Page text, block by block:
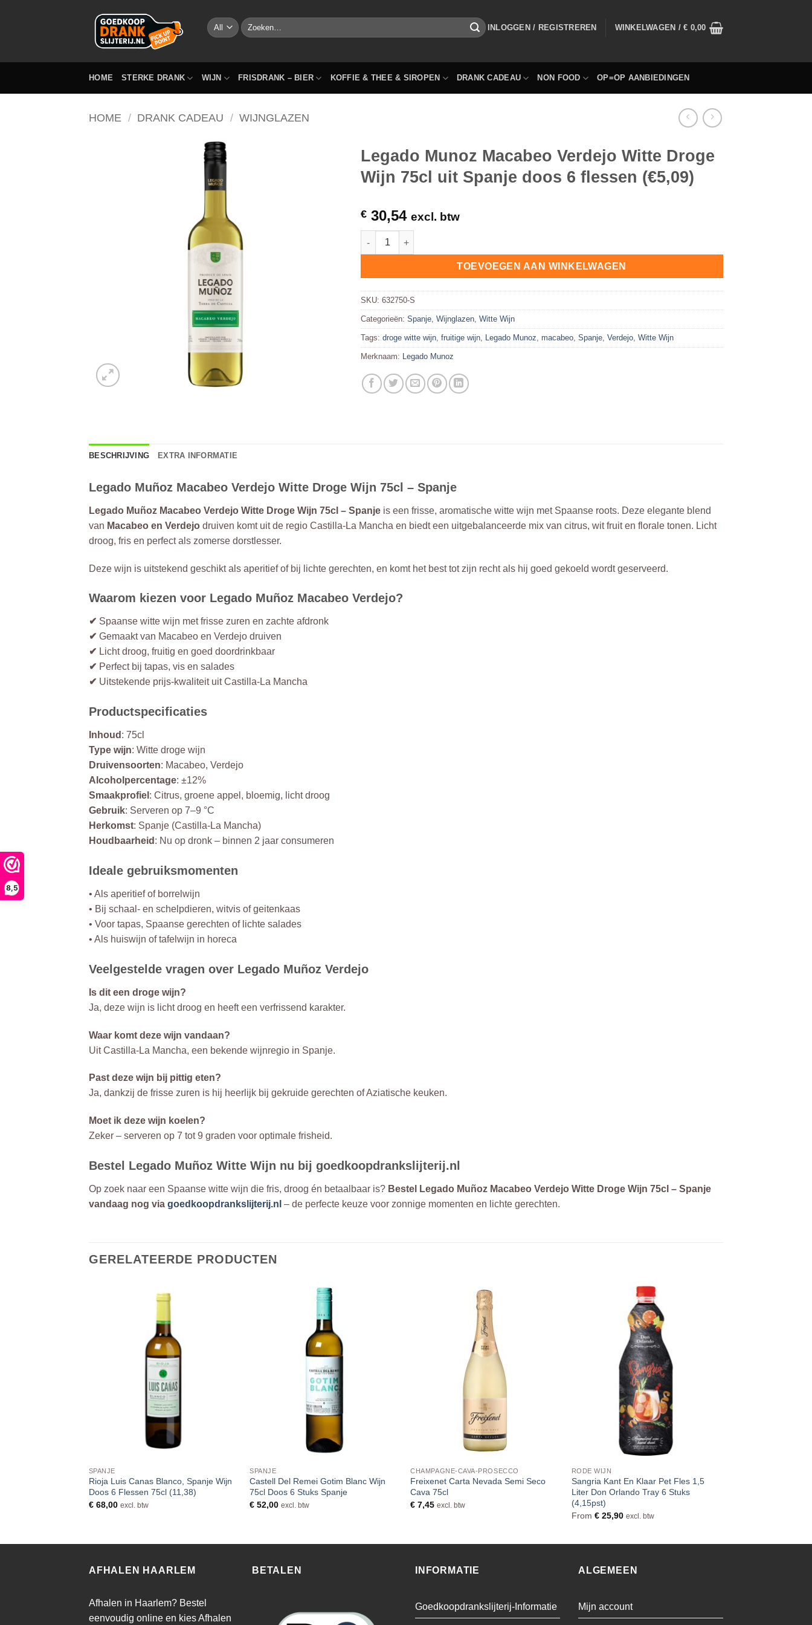
8,5
Zoeken
naar:
INLOGGEN / REGISTREREN WINKELWAGEN /€ 0,00
HOME STERKE DRANK WIJN FRISDRANK – BIER KOFFIE & THEE & SIROPEN DRANK CADEAU NON FOOD OP=OP AANBIEDINGEN
HOME / DRANK CADEAU / WIJNGLAZEN
Legado Munoz Macabeo Verdejo Witte Droge
Wijn 75cl uit Spanje doos 6 flessen (€5,09)
€ 30,54 excl. btw
Legado Munoz Macabeo Verdejo Witte Droge Wijn 75cl uit Spanje doos 6 flessen (€5,09) hoeveelheid
TOEVOEGEN AAN WINKELWAGEN
SKU: 632750-S
Categorieën: Spanje Wijnglazen Witte Wijn
Tags: droge witte wijn fruitige wijn Legado Munoz macabeo Spanje Verdejo Witte Wijn
Merknaam: Legado Munoz
BESCHRIJVING EXTRA INFORMATIE
Legado Muñoz Macabeo Verdejo Witte Droge Wijn 75cl – Spanje
Legado Muñoz Macabeo Verdejo Witte Droge Wijn 75cl – Spanje is een frisse, aromatische witte wijn met Spaanse roots. Deze elegante blend
van Macabeo en Verdejo druiven komt uit de regio Castilla-La Mancha en biedt een uitgebalanceerde mix van citrus, wit fruit en florale tonen. Licht
droog, fris en perfect als zomerse dorstlesser.
Deze wijn is uitstekend geschikt als aperitief of bij lichte gerechten, en komt het best tot zijn recht als hij goed gekoeld wordt geserveerd.
Waarom kiezen voor Legado Muñoz Macabeo Verdejo?
✔ Spaanse witte wijn met frisse zuren en zachte afdronk
✔ Gemaakt van Macabeo en Verdejo druiven
✔ Licht droog, fruitig en goed doordrinkbaar
✔ Perfect bij tapas, vis en salades
✔ Uitstekende prijs-kwaliteit uit Castilla-La Mancha
Productspecificaties
Inhoud : 75cl
Type wijn: Witte droge wijn
Druivensoorten: Macabeo, Verdejo
Alcoholpercentage: ±12%
Smaakprofiel : Citrus, groene appel, bloemig, licht droog
Gebruik: Serveren op 7–9 °C
Herkomst: Spanje (Castilla-La Mancha)
Houdbaarheid : Nu op dronk – binnen 2 jaar consumeren
Ideale gebruiksmomenten
• Als aperitief of borrelwijn
• Bij schaal- en schelpdieren, witvis of geitenkaas
• Voor tapas, Spaanse gerechten of lichte salades
• Als huiswijn of tafelwijn in horeca
Veelgestelde vragen over Legado Muñoz Verdejo
Is dit een droge wijn?
Ja, deze wijn is licht droog en heeft een verfrissend karakter.
Waar komt deze wijn vandaan?
Uit Castilla-La Mancha, een bekende wijnregio in Spanje.
Past deze wijn bij pittig eten?
Ja, dankzij de frisse zuren is hij heerlijk bij gekruide gerechten of Aziatische keuken.
Moet ik deze wijn koelen?
Zeker – serveren op 7 tot 9 graden voor optimale frisheid.
Bestel Legado Muñoz Witte Wijn nu bij goedkoopdrankslijterij.nl
Op zoek naar een Spaanse witte wijn die fris, droog én betaalbaar is? Bestel Legado Muñoz Macabeo Verdejo Witte Droge Wijn 75cl – Spanje
vandaag nog via goedkoopdrankslijterij.nl – de perfecte keuze voor zonnige momenten en lichte gerechten.
GERELATEERDE PRODUCTEN
SPANJE
Rioja Luis Canas Blanco, Spanje Wijn
Doos 6 Flessen 75cl (11,38)
€68,00 excl. btw
SPANJE
Castell Del Remei Gotim Blanc Wijn
75cl Doos 6 Stuks Spanje
€ 52,00 excl. btw
CHAMPAGNE-CAVA-PROSECCO
Freixenet Carta Nevada Semi Seco
Cava 75cl
€ 7,45 excl. btw
RODE WIJN
Sangria Kant En Klaar Pet Fles 1,5
Liter Don Orlando Tray 6 Stuks
(4,15pst)
From €25,90 excl. btw
AFHALEN HAARLEM
Afhalen in Haarlem? Bestel
eenvoudig online en kies Afhalen
BETALEN INFORMATIE
Goedkoopdrankslijterij-Informatie
ALGEMEEN
Mijn account